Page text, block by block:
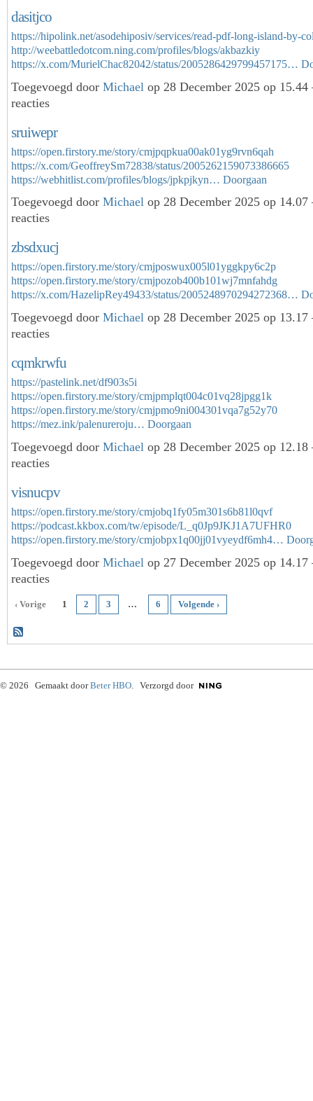
dasitjco
https://hipolink.net/asodehiposiv/services/read-pdf-long-island-by-
http://weebattledotcom.ning.com/profiles/blogs/akbazkiy
https://x.com/MurielChac82042/status/2005286429799457175…
Toegevoegd door Michael op 28 December 2025 op
reacties
sruiwepr
https://open.firstory.me/story/cmjpqpkua00ak01yg9rvn6qah
https://x.com/GeoffreySm72838/status/2005262159073386665
https://webhitlist.com/profiles/blogs/jpkpjkyn… Doorgaan
Toegevoegd door Michael op 28 December 2025 op
reacties
zbsdxucj
https://open.firstory.me/story/cmjposwux005l01yggkpy6c2p
https://open.firstory.me/story/cmjpozob400b101wj7mnfahdg
https://x.com/HazelipRey49433/status/2005248970294272368…
Toegevoegd door Michael op 28 December 2025 op
reacties
cqmkrwfu
https://pastelink.net/df903s5i
https://open.firstory.me/story/cmjpmplqt004c01vq28jpgg1k
https://open.firstory.me/story/cmjpmo9ni004301vqa7g52y70
https://mez.ink/palenureroju… Doorgaan
Toegevoegd door Michael op 28 December 2025 op
reacties
visnucpv
https://open.firstory.me/story/cmjobq1fy05m301s6b81l0qvf
https://podcast.kkbox.com/tw/episode/L_q0Jp9JKJ1A7UFHR0
https://open.firstory.me/story/cmjobpx1q00jj01vyeydf6mh4…
Toegevoegd door Michael op 27 December 2025 op
reacties
‹ Vorige 1 2 3 … 6 Volgende ›
© 2026 Gemaakt doorBeter HBO. Verzorgd door